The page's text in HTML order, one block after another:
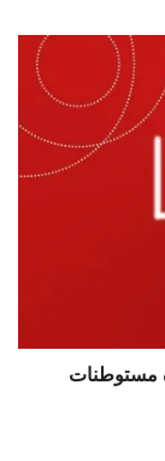
مستوطنات